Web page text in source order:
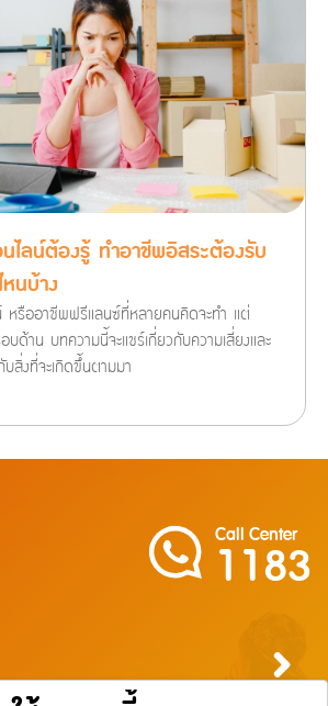
ไลน์ต้องรู้ ทำอาชีพอิสระต้องรับ
หนบ้าง
หรืออาชีพฟรีแลนซ์ที่หลายคนคิดจะทำ แต่
ด้าน บทความนี้จะแชร์เกี่ยวกับความเสี่ยงและ
สิ่งที่จะเกิดขึ้นตามมา
Call Center
1183